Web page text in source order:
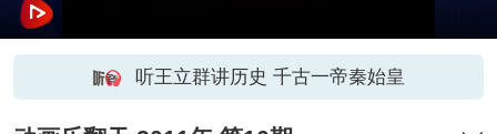
听王立群讲历史 千古一帝秦始皇